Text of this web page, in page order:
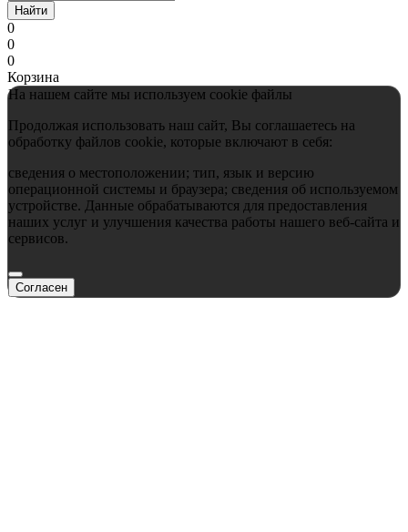
Найти
0
0
0
Корзина
На нашем сайте мы используем cookie файлы
Продолжая использовать наш сайт, Вы соглашаетесь на
обработку файлов cookie, которые включают в себя:
сведения о местоположении; тип, язык и версию
операционной системы и браузера; сведения об используемом
устройстве. Данные обрабатываются для предоставления
наших услуг и улучшения качества работы нашего веб-сайта и
сервисов.
Согласен